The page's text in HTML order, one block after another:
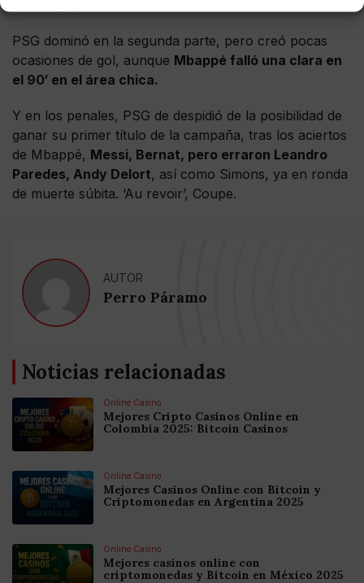
PSG dominó en la segunda parte, pero creó pocas
ocasiones de gol, aunque Mbappé falló una clara en
el 90′ en el área chica.
Y en los penales, PSG de despidió de la posibilidad de
ganar su primer título de la campaña, tras los aciertos
de Mbappé, Messi, Bernat, pero erraron Leandro
Paredes, Andy Delort, así como Simons, ya en ronda
de muerte súbita. ‘Au revoir’, Coupe.
AUTOR
Perro Páramo
Noticias relacionadas
Online Casino
Mejores Cripto Casinos Online en
Colombia 2025: Bitcoin Casinos
Online Casino
Mejores Casinos Online con Bitcoin y
Criptomonedas en Argentina 2025
Online Casino
Mejores casinos online con
criptomonedas y Bitcoin en México 2025